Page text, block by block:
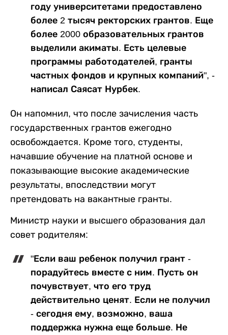
году университетами предоставлено
более 2 тысяч ректорских грантов. Еще
более 2000 образовательных грантов
выделили акиматы. Есть целевые
программы работодателей, гранты
частных фондов и крупных компаний", -
написал Саясат Нурбек.
Он напомнил, что после зачисления часть
государственных грантов ежегодно
освобождается. Кроме того, студенты,
начавшие обучение на платной основе и
показывающие высокие академические
результаты, впоследствии могут
претендовать на вакантные гранты.
Министр науки и высшего образования дал
совет родителям:
"Если ваш ребенок получил грант -
порадуйтесь вместе с ним. Пусть он
почувствует, что его труд
действительно ценят. Если не получил
- сегодня ему, возможно, ваша
поддержка нужна еще больше. Не